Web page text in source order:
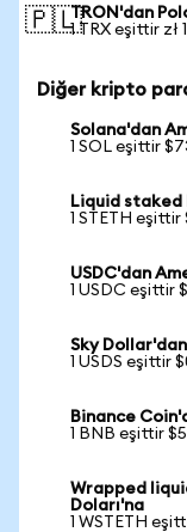
🇵🇱TRON'dan
1 TRX eşittir zł
Diğer kripto
Solana'dan
1 SOL eşittir
Liquid staked
1 STETH eşittir
USDC'dan
1 USDC eşittir
Sky
1 USDS eşittir
Binance
1 BNB eşittir
Wrapped
Doları'na
1 WSTETH